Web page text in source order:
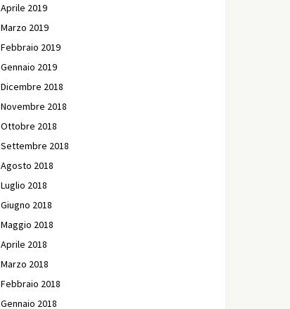
Aprile 2019
Marzo 2019
Febbraio 2019
Gennaio 2019
Dicembre 2018
Novembre 2018
Ottobre 2018
Settembre 2018
Agosto 2018
Luglio 2018
Giugno 2018
Maggio 2018
Aprile 2018
Marzo 2018
Febbraio 2018
Gennaio 2018